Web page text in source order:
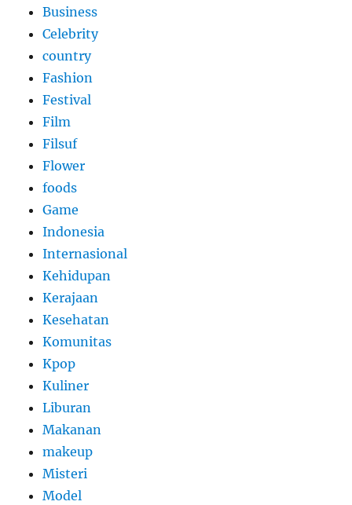
Business
Celebrity
country
Fashion
Festival
Film
Filsuf
Flower
foods
Game
Indonesia
Internasional
Kehidupan
Kerajaan
Kesehatan
Komunitas
Kpop
Kuliner
Liburan
Makanan
makeup
Misteri
Model